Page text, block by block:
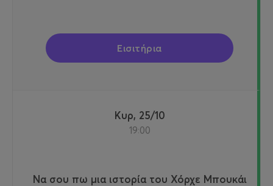
Εισιτήρια
Κυρ, 25/10
19:00
Να σου πω μια ιστορία του Χόρχε Μπουκάι